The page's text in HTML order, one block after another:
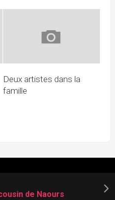
Deux artistes dans la
famille
de Naours